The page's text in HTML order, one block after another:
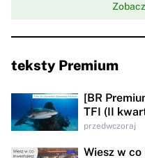
teksty Premium
[BR
TFI (II
przedwczoraj
Wiesz w co